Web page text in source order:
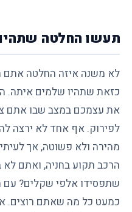
תעשו החלטה
לא משנה איזה החלטה אתם
כזאת שתהיו שלמים איתה.
את עצמכם במצב שבו אתם
לפירוק. אף אחד לא ירצה
מהירה ולא פשוטה, אך
הרכב תקוע בחניה, ואתם
שתפסידו אלפי שקלים? עם
כמעט כל מה שאתם רוצים.